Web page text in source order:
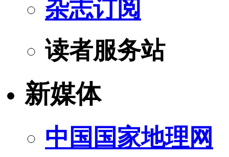
杂志订阅
读者服务站
新媒体
中国国家地理网